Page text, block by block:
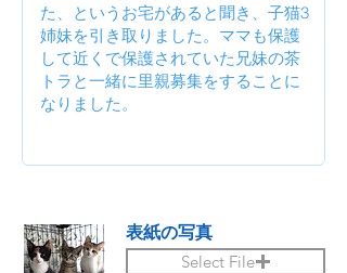
表紙の写真
Select File